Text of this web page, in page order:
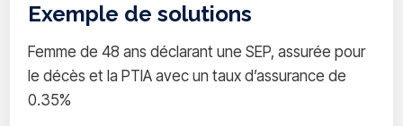
Exemple de solutions
Femme de 48 ans déclarant une SEP, assurée pour
le décès et la PTIA avec un taux d’assurance de
0.35%